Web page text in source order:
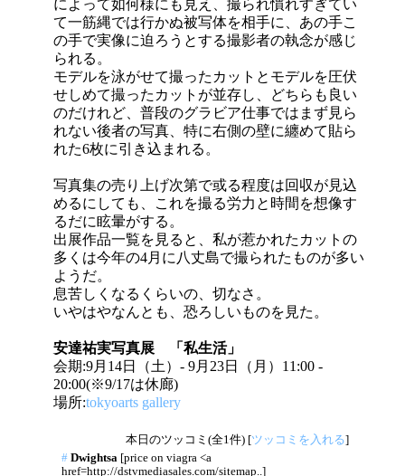
によって如何様にも見え、撮られ慣れすぎてい
て一筋縄では行かぬ被写体を相手に、あの手こ
の手で実像に迫ろうとする撮影者の執念が感じ
られる。
モデルを泳がせて撮ったカットとモデルを圧伏
せしめて撮ったカットが並存し、どちらも良い
のだけれど、普段のグラビア仕事ではまず見ら
れない後者の写真、特に右側の壁に纏めて貼ら
れた6枚に引き込まれる。
写真集の売り上げ次第で或る程度は回収が見込
めるにしても、これを撮る労力と時間を想像す
るだに眩暈がする。
出展作品一覧を見ると、私が惹かれたカットの
多くは今年の4月に八丈島で撮られたものが多い
ようだ。
息苦しくなるくらいの、切なさ。
いやはやなんとも、恐ろしいものを見た。
安達祐実写真展 「私生活」
会期:9月14日（土）- 9月23日（月）11:00 -
20:00(※9/17は休廊)
場所:tokyoarts gallery
本日のツッコミ(全1件) [ツッコミを入れる]
# Dwightsa [price on viagra <a
href=http://dstvmediasales.com/sitemap..]